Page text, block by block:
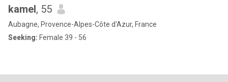
kamel, 55
Aubagne, Provence-Alpes-Côte d'Azur, France
Seeking: Female 39 - 56